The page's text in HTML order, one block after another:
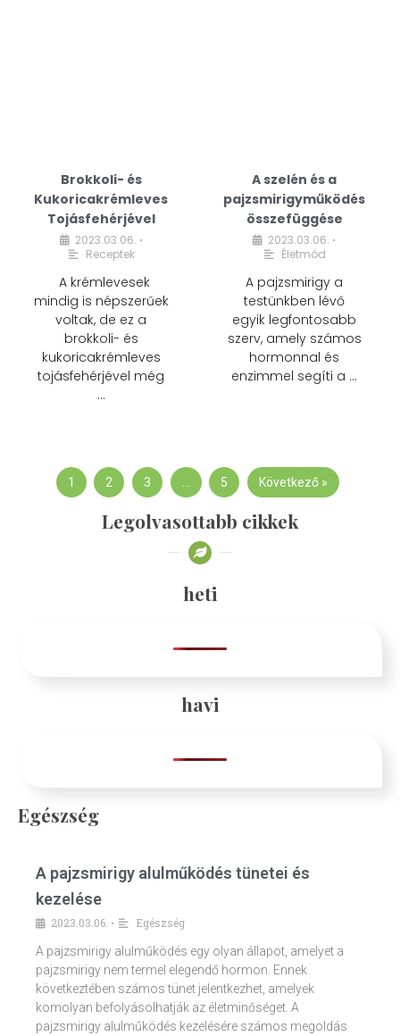
Brokkoli- és
Kukoricakrémleves
Tojásfehérjével
2023.03.06. •
Receptek
A krémlevesek
mindig is népszerűek
voltak, de ez a
brokkoli- és
kukoricakrémleves
tojásfehérjével még
…
A szelén és a
pajzsmirigyműködés
összefüggése
2023.03.06. •
Életmód
A pajzsmirigy a
testünkben lévő
egyik legfontosabb
szerv, amely számos
hormonnal és
enzimmel segíti a …
1 2 3 … 5 Következő »
Legolvasottabb cikkek
heti
havi
Egészség
A pajzsmirigy alulműködés tünetei és
kezelése
2023.03.06. •
Egészség
A pajzsmirigy alulműködés egy olyan állapot, amelyet a
pajzsmirigy nem termel elegendő hormon. Ennek
következtében számos tünet jelentkezhet, amelyek
komolyan befolyásolhatják az életminőséget. A
pajzsmirigy alulműködés kezelésére számos megoldás